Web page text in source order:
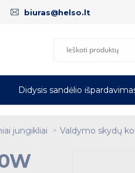
biuras@helso.lt
Didysis sandėlio
jungikliai Valdymo skydų